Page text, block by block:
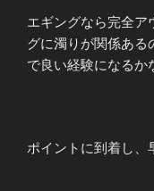
エギングなら完全ア
グに濁りが関係ある
で良い経験になるか
ポイントに到着し、